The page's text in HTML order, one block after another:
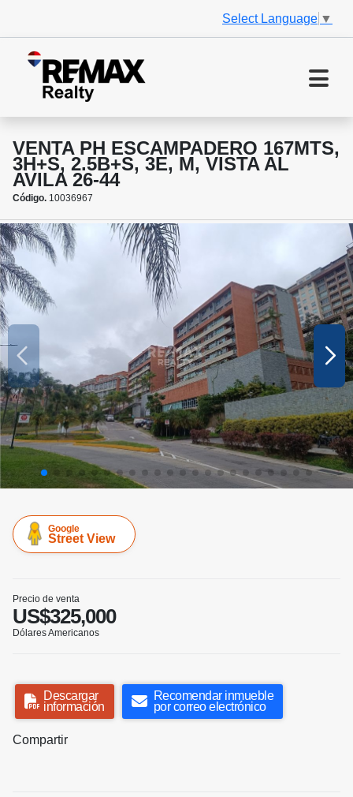
Select Language ▼
VENTA PH ESCAMPADERO 167MTS,
3H+S, 2.5B+S, 3E, M, VISTA AL
AVILA 26-44
Código. 10036967
Google
Street View
Precio de venta
US$325,000
Dólares Americanos
Descargar
información
Recomendar inmueble
por correo electrónico
Compartir